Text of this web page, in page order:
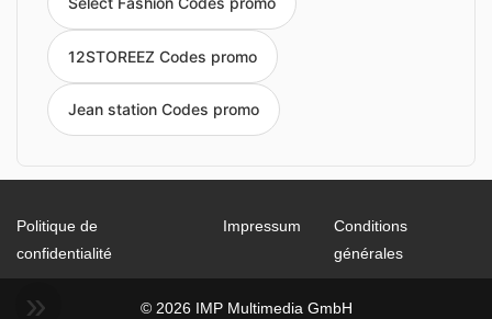
12STOREEZ Codes promo
Jean station Codes promo
Politique de
confidentialité
Impressum
Conditions
générales
© 2026 IMP Multimedia GmbH